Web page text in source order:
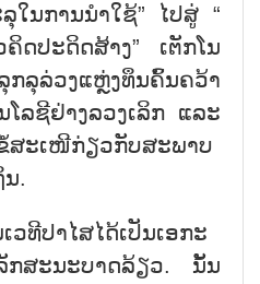
ໃນ​ການນຳ​ໃຊ້” ໄປ​ສູ່ “​
ຄິ​ດ​ປະ​ດິດ​ສ້າງ” ເຕັກ​ໂນ​
ລຸລ່ວງແຫຼ່ງ​ທຶນ​ຄົ້ນ​ຄວ້າ
ລ​ຊີ​ຢ່າງ​ລວງ​ເລິກ ແລະ
ສະ​ເໜີ​ກ່ຽວ​ກັບ​ສະ​ພາບ​
ນ.
ທີ​ປາ​ໄສ​ໄດ້​ເປັນ​ເອ​ກະ​
ກ​ສະ​ນະ​ບາດ​ລ້ຽວ. ນັ້ນ​